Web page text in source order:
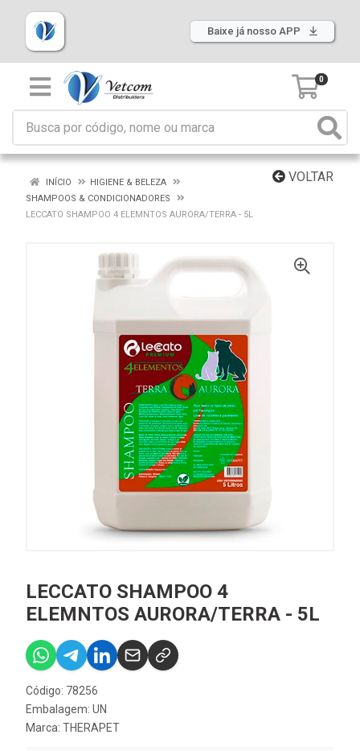
Baixe já nosso APP
0
VOLTAR
INÍCIO
HIGIENE & BELEZA
SHAMPOOS & CONDICIONADORES
LECCATO SHAMPOO 4 ELEMNTOS AURORA/TERRA - 5L
LECCATO SHAMPOO 4
ELEMNTOS AURORA/TERRA - 5L
Código: 78256
Embalagem: UN
Marca: THERAPET